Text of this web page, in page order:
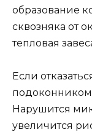
образование
сквозняка от
тепловая
Если
подоконником,
Нарушится
увеличится